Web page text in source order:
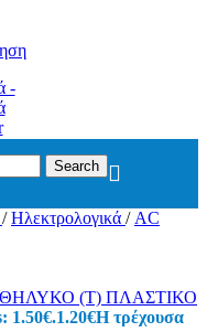
Search
/ Ηλεκτρολογικά / AC
ΘΗΛΥΚΟ (T) ΠΛΑΣΤΙΚΟ
1.50€.1.20€Η τρέχουσα